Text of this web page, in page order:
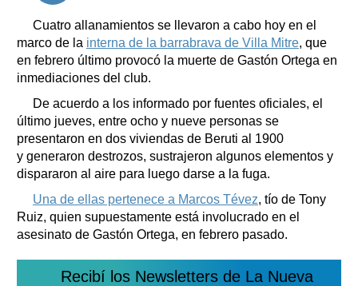
Suplementos
Servicios
Farmacias
Loterías
Datos Útiles
Fúnebres
Edictos
Teléfonos de urgencia
Cuatro allanamientos se llevaron a cabo hoy en el
marco de la interna de la barrabrava de Villa Mitre, que
en febrero último provocó la muerte de Gastón Ortega en
inmediaciones del club.
De acuerdo a los informado por fuentes oficiales, el
último jueves, entre ocho y nueve personas se
presentaron en dos viviendas de Beruti al 1900
y generaron destrozos, sustrajeron algunos elementos y
dispararon al aire para luego darse a la fuga.
Una de ellas pertenece a Marcos Tévez, tío de Tony
Ruiz, quien supuestamente está involucrado en el
asesinato de Gastón Ortega, en febrero pasado.
Recibí los Newsletters de La Nueva